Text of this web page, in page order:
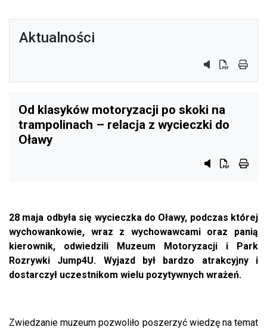
Aktualności
przycisk do
przycisk
Od klasyków motoryzacji po skoki na
trampolinach – relacja z wycieczki do
Oławy
Przycisk
Przycisk
28 maja odbyła się wycieczka do Oławy, podczas której
wychowankowie, wraz z wychowawcami oraz panią
kierownik, odwiedzili Muzeum Motoryzacji i Park
Rozrywki Jump4U. Wyjazd był bardzo atrakcyjny i
dostarczył uczestnikom wielu pozytywnych wrażeń.
Zwiedzanie muzeum pozwoliło poszerzyć wiedzę na temat